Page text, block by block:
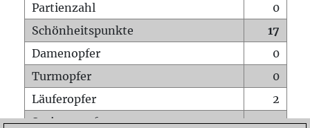
Partienzahl
0
Schönheitspunkte
17
Damenopfer
0
Turmopfer
0
Läuferopfer
2
Springeropfer
0